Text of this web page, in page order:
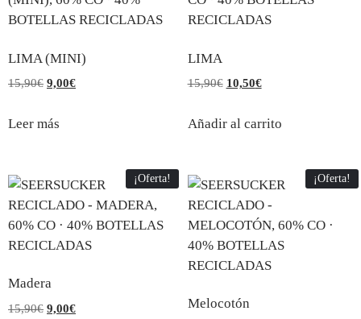
LIMA (MINI)
15,90€ 9,00€
Leer más
LIMA
15,90€ 10,50€
Añadir al carrito
¡Oferta!
Madera
15,90€ 9,00€
¡Oferta!
Melocotón